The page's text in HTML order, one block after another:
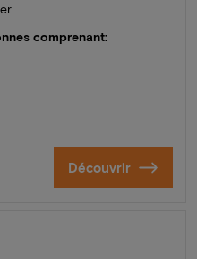
comprenant:
Découvrir